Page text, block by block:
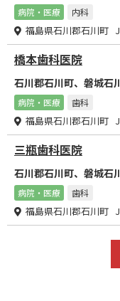
病院・医療 内科
福島県石川郡石川町
橋本歯科医院
石川郡石川町、磐城石
病院・医療 歯科
福島県石川郡石川町
三瓶歯科医院
石川郡石川町、磐城石
病院・医療 歯科
福島県石川郡石川町